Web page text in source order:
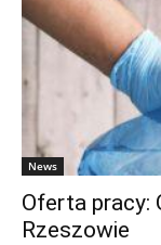
News
Oferta pracy:
Rzeszowie